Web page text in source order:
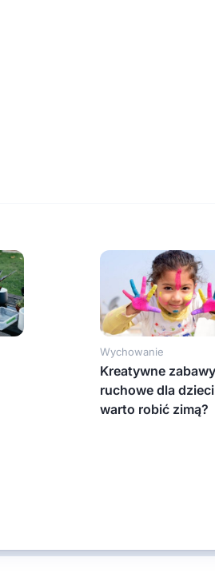
Wychowanie
Kreatywne zabawy
ruchowe dla
warto robić zimą?